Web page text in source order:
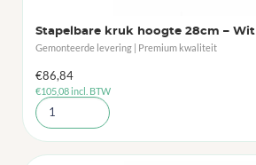
Stapelbare kruk hoogte 28cm – Wit
Gemonteerde levering | Premium kwaliteit
€86,84
€105,08incl. BTW